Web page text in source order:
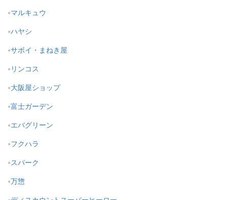
マルキュウ
ハヤシ
サボイ・まねき屋
リンコス
大阪屋ショップ
富士ガーデン
エバグリーン
フクハラ
スパーク
万惣